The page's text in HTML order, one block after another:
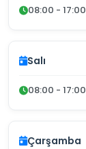
08:00 - 17:00
Salı
08:00 - 17:00
Çarşamba